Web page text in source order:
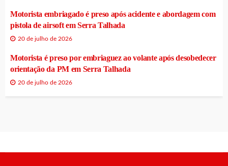
Motorista embriagado é preso após acidente e abordagem com
pistola de airsoft em Serra Talhada
20 de julho de 2026
Motorista é preso por embriaguez ao volante após desobedecer
orientação da PM em Serra Talhada
20 de julho de 2026